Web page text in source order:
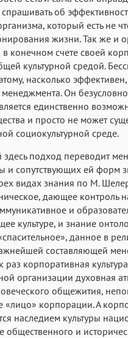
об
который есть не
жизни. Так же и
конечном счете своей
культурной средой.
насколько
менеджмента. Он
единственно
и просто не может
социокультурной среде.
подход переводит
и сопутствующих ей форм
видах знания по М.
дающее контроль
и
культуре, и знание
данное в
составляющей
раз корпоративная
организации духовная
общежития,
«лицо» корпорации. А
наследием культуры
общественного и